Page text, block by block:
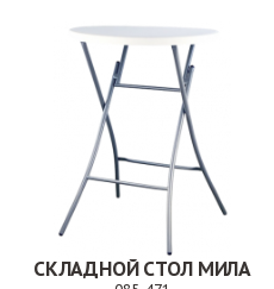
СКЛАДНОЙ СТОЛ МИЛА